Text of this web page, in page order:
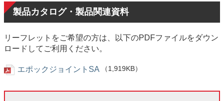
製品カタログ・製品関連資料
リーフレットをご希望の方は、以下のPDFファイルをダウン
ロードしてご利用ください。
エポックジョイントSA （1,919KB）